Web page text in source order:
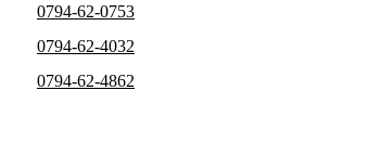
0794-62-0753
0794-62-4032
0794-62-4862